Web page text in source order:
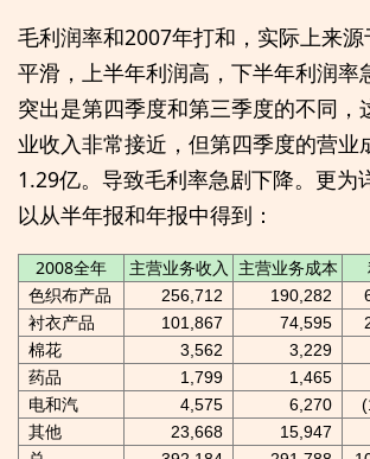
毛利润率和2007年打和，实际上来
平滑，上半年利润高，下半年利润率
突出是第四季度和第三季度的不同，
业收入非常接近，但第四季度的营业
1.29亿。导致毛利率急剧下降。更为
以从半年报和年报中得到：
2008全年 主营业务收入 主营业务成本
色织布产品 256,712 190,282
衬衣产品
101,867 74,595
棉花
3,562 3,229
药品
1,799 1,465
电和汽
4,575 6,270
其他
23,668 15,947